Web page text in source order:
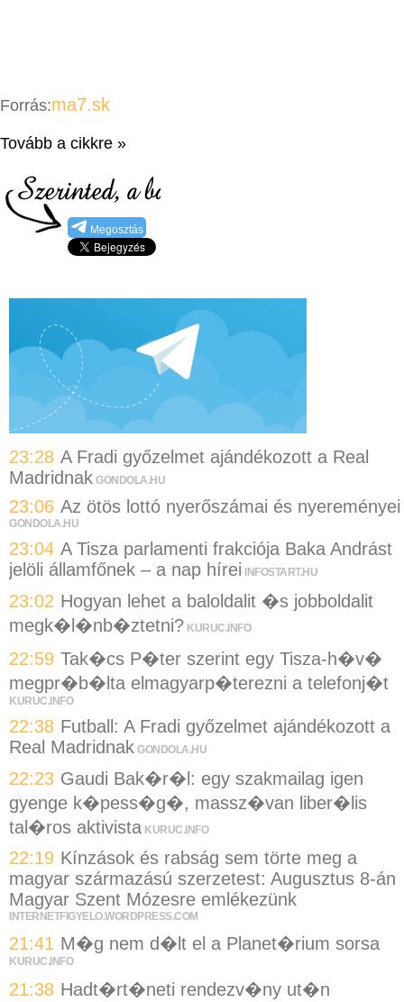
Forrás:ma7.sk
Tovább a cikkre »
Megosztás
23:28 A Fradi győzelmet ajándékozott a Real
Madridnak GONDOLA.HU
23:06 Az ötös lottó nyerőszámai és nyereményei
GONDOLA.HU
23:04 A Tisza parlamenti frakciója Baka Andrást
jelöli államfőnek – a nap hírei INFOSTART.HU
23:02 Hogyan lehet a baloldalit �s jobboldalit
megk�l�nb�ztetni? KURUC.INFO
22:59 Tak�cs P�ter szerint egy Tisza-h�v�
megpr�b�lta elmagyarp�terezni a telefonj�t
KURUC.INFO
22:38 Futball: A Fradi győzelmet ajándékozott a
Real Madridnak GONDOLA.HU
22:23 Gaudi Bak�r�l: egy szakmailag igen
gyenge k�pess�g�, massz�van liber�lis
tal�ros aktivista KURUC.INFO
22:19 Kínzások és rabság sem törte meg a
magyar származású szerzetest: Augusztus 8-án
Magyar Szent Mózesre emlékezünk
INTERNETFIGYELO.WORDPRESS.COM
21:41 M�g nem d�lt el a Planet�rium sorsa
KURUC.INFO
21:38 Hadt�rt�neti rendezv�ny ut�n